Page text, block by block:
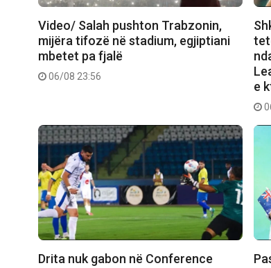
Video/ Salah pushton Trabzonin,
mijëra tifozë në stadium, egjiptiani
mbetet pa fjalë
06/08 23:56
e
Drita nuk gabon në Conference